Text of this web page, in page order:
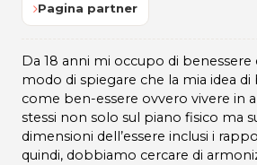
Pagina partner
Da 18 anni mi occupo di benessere
modo di spiegare che la mia idea di
come ben-essere ovvero vivere in
stessi non solo sul piano fisico ma
dimensioni dell’essere inclusi i
quindi, dobbiamo cercare di